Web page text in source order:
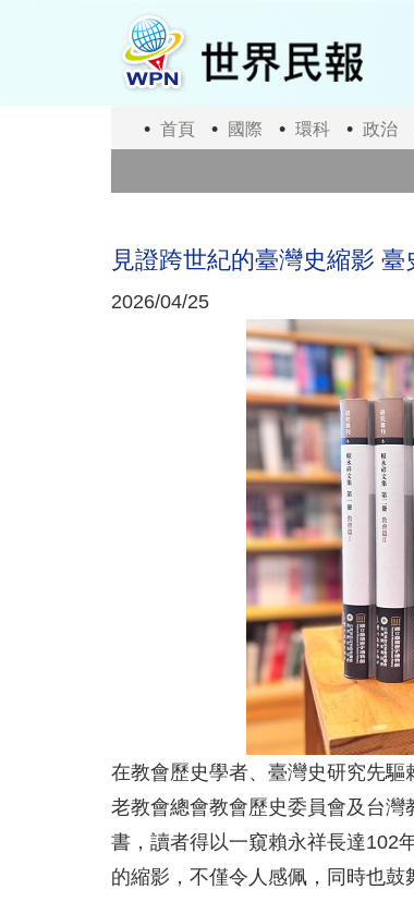
首頁 國際 環科 政治
見證跨世紀的臺灣史縮影
2026/04/25
在教會歷史學者、臺灣史研究先
老教會總會教會歷史委員會及台
書，讀者得以一窺賴永祥長達102
的縮影，不僅令人感佩，同時也鼓